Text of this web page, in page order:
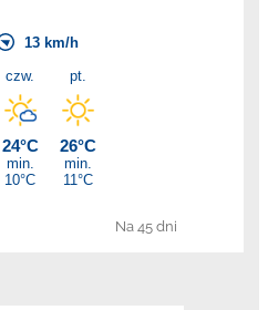
Na 45 dni